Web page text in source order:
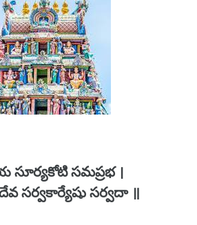
సూర్యకోటి సమప్రభ ।
సర్వకార్యేషు సర్వదా ॥